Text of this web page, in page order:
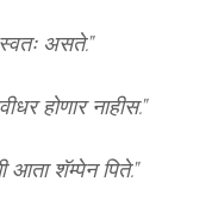
असते.”
होणार नाहीस.”
आता शॅम्पेन पिते.”